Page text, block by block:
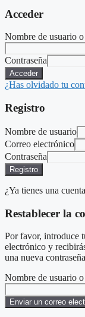
Acceder
Nombre de usuario
Contraseña
Acceder
¿Has olvidado tu
Registro
Nombre de usuario
Correo electrónico
Contraseña
Registro
¿Ya tienes una
Restablecer la
Por favor, introduce
electrónico y
una nueva
Nombre de usuario
Enviar un correo